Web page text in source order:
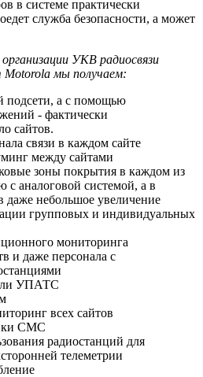
в системе практически
служба безопасности, а может
УКВ радиосвязи
Motorola мы получаем:
подсети, а с помощью
- фактически
сайтов.
связи в каждом сайте
между сайтами
зоны покрытия в каждом из
с аналоговой системой, а в
даже небольшое увеличение
групповых и индивидуальных
мониторинга
и даже персонала с
УПАТС
всех сайтов
СМС
радиостанций для
телеметрии